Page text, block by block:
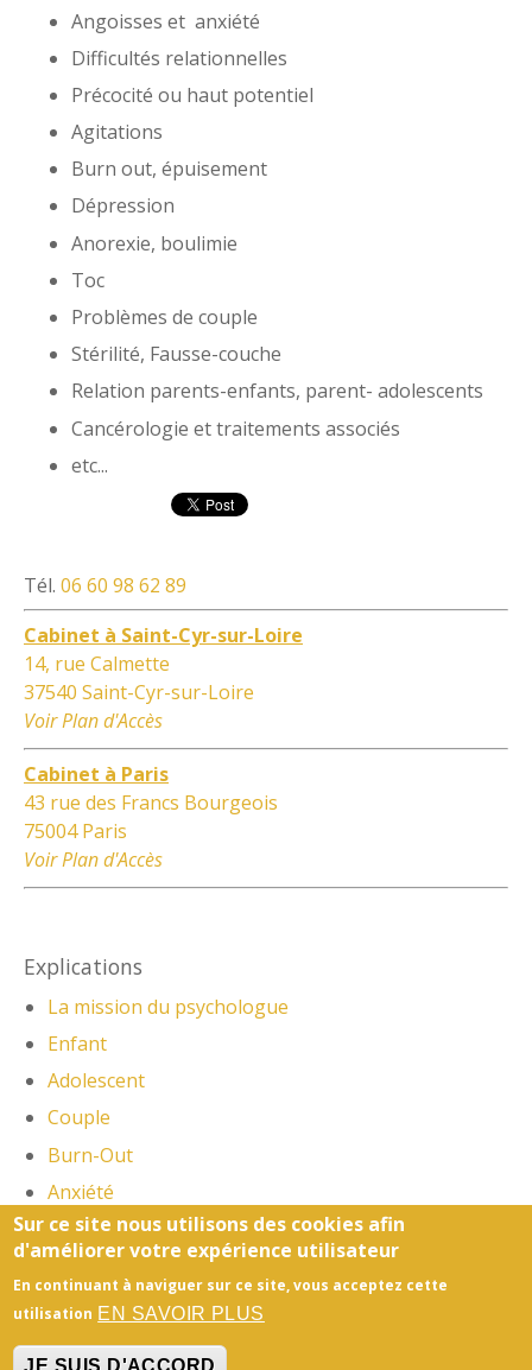
Angoisses et anxiété
Difficultés relationnelles
Précocité ou haut potentiel
Agitations
Burn out, épuisement
Dépression
Anorexie, boulimie
Toc
Problèmes de couple
Stérilité, Fausse-couche
Relation parents-enfants, parent- adolescents
Cancérologie et traitements associés
etc...
Tél. 06 60 98 62 89
Cabinet à Saint-Cyr-sur-Loire
14, rue Calmette
37540 Saint-Cyr-sur-Loire
Voir Plan d'Accès
Cabinet à Paris
43 rue des Francs Bourgeois
75004 Paris
Voir Plan d'Accès
Explications
La mission du psychologue
Enfant
Adolescent
Couple
Burn-Out
Anxiété
Stress Post-Traumatique
Honoraires-Mentions légales
Sur ce site nous utilisons des cookies afin
d'améliorer votre expérience utilisateur
En continuant à naviguer sur ce site, vous acceptez cette
utilisation EN SAVOIR PLUS
JE SUIS D'ACCORD